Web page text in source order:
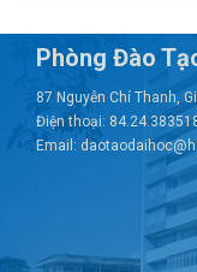
Phòng Đào
87 Nguyễn Chí Thanh,
Điện thoại:
Email: